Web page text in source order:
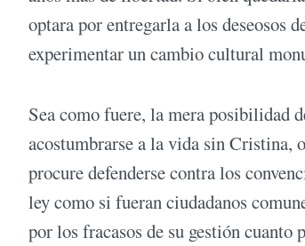
optara por entregarla a los deseosos
experimentar un cambio cultural
Sea como fuere, la mera posibilidad
acostumbrarse a la vida sin Cristina,
procure defenderse contra los
ley como si fueran ciudadanos
por los fracasos de su gestión